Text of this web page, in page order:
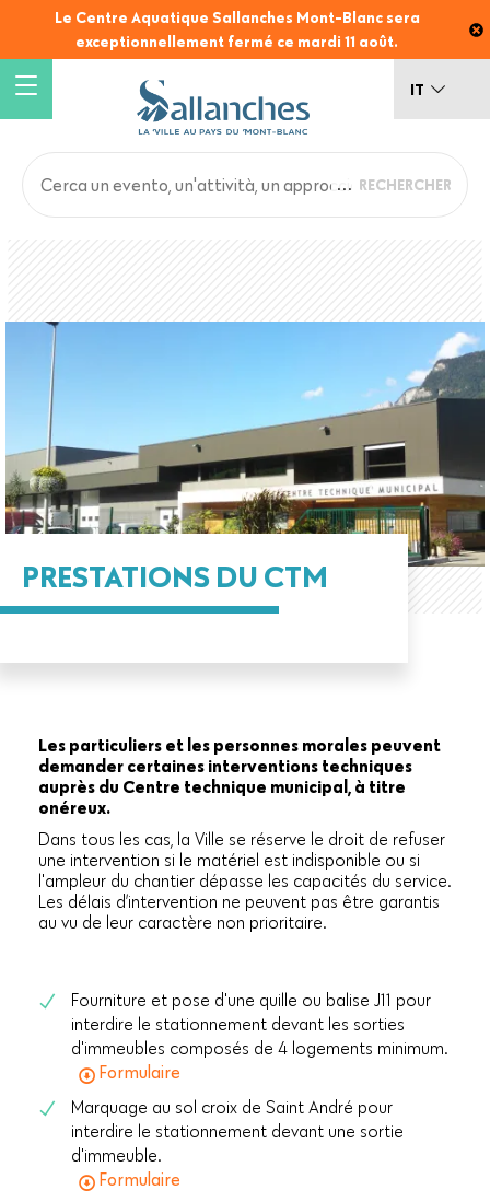
contenuto
principale
Le Centre Aquatique Sallanches Mont-Blanc sera
exceptionnellement fermé ce mardi 11 août.
IT
PRESTATIONS DU CTM
Les particuliers et les personnes morales peuvent
demander certaines interventions techniques
auprès du Centre technique municipal, à titre
onéreux.
Dans tous les cas, la Ville se réserve le droit de refuser
une intervention si le matériel est indisponible ou si
l'ampleur du chantier dépasse les capacités du service.
Les délais d’intervention ne peuvent pas être garantis
au vu de leur caractère non prioritaire.
Fourniture et pose d'une quille ou balise J11 pour
interdire le stationnement devant les sorties
d'immeubles composés de 4 logements minimum.
Formulaire
Marquage au sol croix de Saint André pour
interdire le stationnement devant une sortie
d'immeuble.
Formulaire